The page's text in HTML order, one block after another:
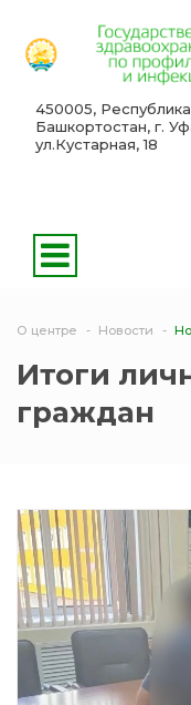
450005, Республика
Башкортостан, г.
ул.Кустарная, 18
О центре Новости
Итоги
граждан